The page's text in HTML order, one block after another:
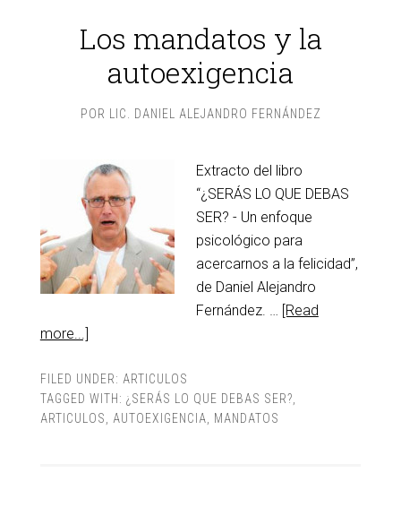
Los mandatos y la
autoexigencia
POR LIC. DANIEL ALEJANDRO FERNÁNDEZ
Extracto del libro
“¿SERÁS LO QUE DEBAS
SER? - Un enfoque
psicológico para
acercarnos a la felicidad”,
de Daniel Alejandro
Fernández. … [Read
more...]
FILED UNDER: ARTICULOS
TAGGED WITH: ¿SERÁS LO QUE DEBAS SER?
ARTICULOS
AUTOEXIGENCIA MANDATOS